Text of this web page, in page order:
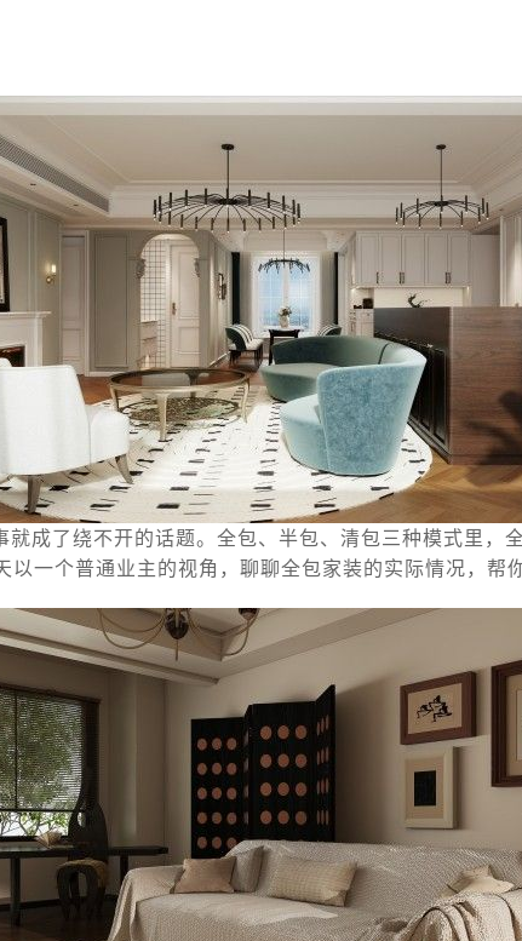
就成了绕不开的话题。全包、半包、清包三种模式里，
以一个普通业主的视角，聊聊全包家装的实际情况，帮